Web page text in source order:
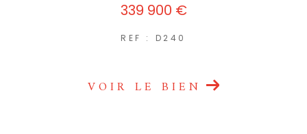
339 900 €
REF : D240
VOIR LE BIEN